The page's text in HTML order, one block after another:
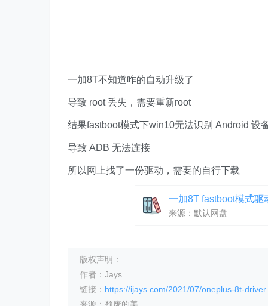
一加8T不知道咋的自动升级了
导致 root 丢失，需要重新root
结果fastboot模式下win10无法识别 Android 设
导致 ADB 无法连接
所以网上找了一份驱动，需要的自行下载
一加8T fastboot模式驱
来源：默认网盘
版权声明：
作者：Jays
链接： https://ijays.com/2021/07/oneplus-8t-